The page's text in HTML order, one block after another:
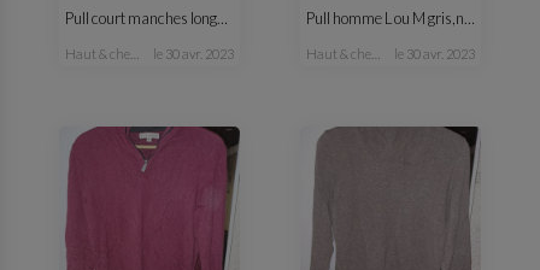
Pull court manches longues fantaisie femme
haut & chemisier le 30 avr. 2023
Pull homme L ou M gris,noir
haut & chemise le 30 avr. 2023